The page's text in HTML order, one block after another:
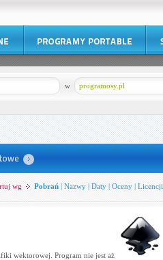
programosy.pl
w
wg Pobrań| Nazwy| Daty| Oceny| Licencji
wektorowej. Program nie jest aż